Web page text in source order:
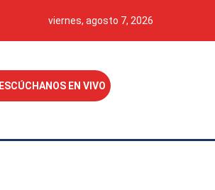
viernes, agosto 7, 2026
ESCÚCHANOS EN VIVO